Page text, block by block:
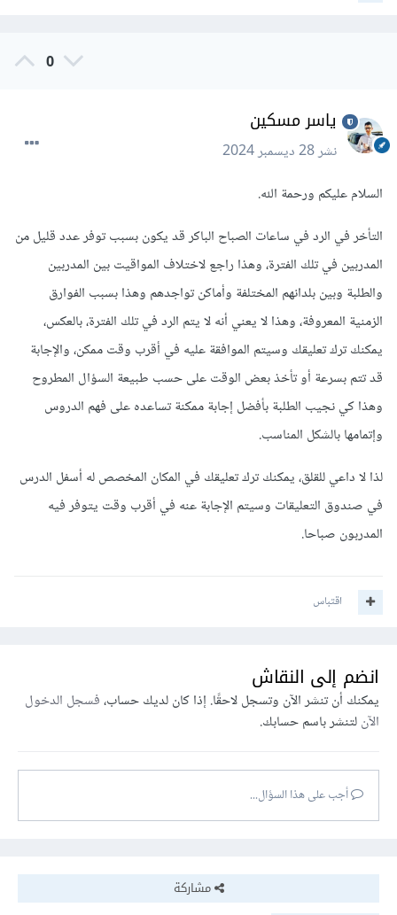
0
ياسر مسكين
نشر28 ديسمبر 2024
السلام عليكم ورحمة الله.
التأخر في الرد في ساعات الصباح الباكر قد يكون بسبب توفر عدد قليل من
المدربين في تلك الفترة، وهذا راجع لاختلاف المواقيت بين المدربين
والطلبة وبين بلدانهم المختلفة وأماكن تواجدهم وهذا بسبب الفوارق
الزمنية المعروفة، وهذا لا يعني أنه لا يتم الرد في تلك الفترة، بالعكس،
يمكنك ترك تعليقك وسيتم الموافقة عليه في أقرب وقت ممكن، والإجابة
قد تتم بسرعة أو تأخذ بعض الوقت على حسب طبيعة السؤال المطروح
وهذا كي نجيب الطلبة بأفضل إجابة ممكنة تساعده على فهم الدروس
وإتمامها بالشكل المناسب.
لذا لا داعي للقلق، يمكنك ترك تعليقك في المكان المخصص له أسفل الدرس
في صندوق التعليقات وسيتم الإجابة عنه في أقرب وقت يتوفر فيه
المدربون صباحا.
اقتباس
انضم إلى النقاش
يمكنك أن تنشر الآن وتسجل لاحقًا. إذا كان لديك حساب،فسجل الدخول
الآنلتنشر باسم حسابك.
أجب على هذا السؤال...
مشاركة